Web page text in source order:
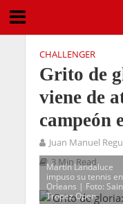
CHALLENGER
Grito de
viene de
campeón
Juan Manuel
3 Min Read
Martín Landaluce
impuso su tennis en
Orleans | Foto:
Tropez Open